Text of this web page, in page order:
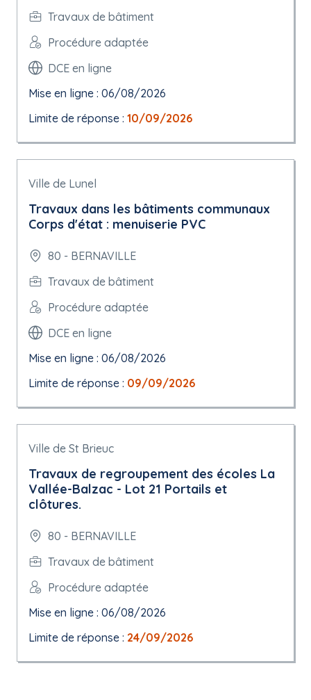
Travaux de bâtiment
Procédure adaptée
DCE en ligne
Mise en ligne : 06/08/2026
Limite de réponse : 10/09/2026
Ville de Lunel
Travaux dans les bâtiments communaux
Corps d'état : menuiserie PVC
80 - BERNAVILLE
Travaux de bâtiment
Procédure adaptée
DCE en ligne
Mise en ligne : 06/08/2026
Limite de réponse : 09/09/2026
Ville de St Brieuc
Travaux de regroupement des écoles La
Vallée-Balzac - Lot 21 Portails et
clôtures.
80 - BERNAVILLE
Travaux de bâtiment
Procédure adaptée
Mise en ligne : 06/08/2026
Limite de réponse : 24/09/2026